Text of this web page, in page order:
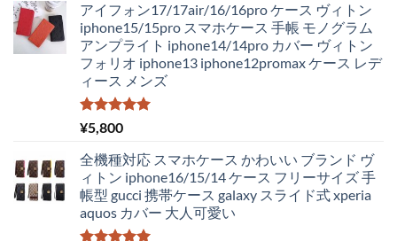
価
格
は
¥4,250
で
し
の
価
格
は
アイフォン17/17air/16/16pro ケース ヴィトン
iphone15/15pro スマホケース 手帳 モノグラム
アンプライト iphone14/14pro カバー ヴィトン
フォリオ iphone13 iphone12promax ケース レデ
ィース メンズ
5段階中
5.00
¥5,800
全機種対応 スマホケース かわいい ブランド ヴ
ィトン iphone16/15/14 ケース フリーサイズ 手
帳型 gucci 携帯ケース galaxy スライド式 xperia
aquos カバー 大人可愛い